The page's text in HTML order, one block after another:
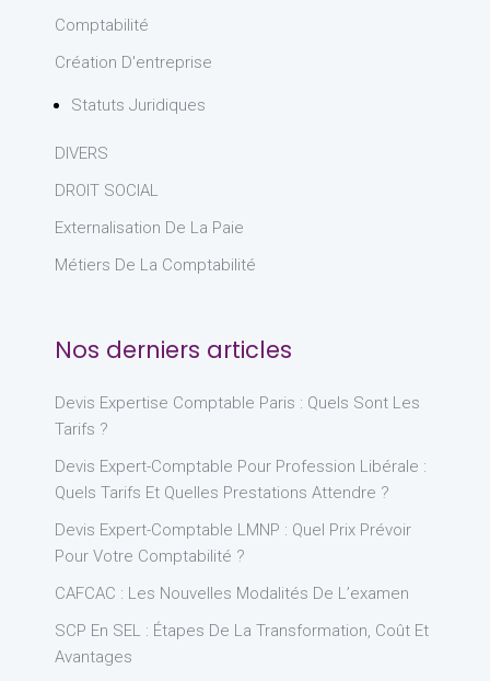
Comptabilité
Création D'entreprise
Statuts Juridiques
DIVERS
DROIT SOCIAL
Externalisation De La Paie
Métiers De La Comptabilité
Nos derniers articles
Devis Expertise Comptable Paris : Quels Sont Les
Tarifs ?
Devis Expert-Comptable Pour Profession Libérale :
Quels Tarifs Et Quelles Prestations Attendre ?
Devis Expert-Comptable LMNP : Quel Prix Prévoir
Pour Votre Comptabilité ?
CAFCAC : Les Nouvelles Modalités De L’examen
SCP En SEL : Étapes De La Transformation, Coût Et
Avantages